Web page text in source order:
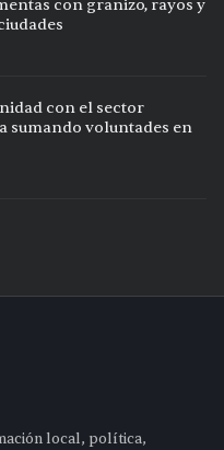
con granizo, rayos y
con el sector
sumando voluntades en
local, política,